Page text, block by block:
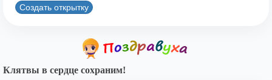
Создать открытку
Клятвы в сердце сохраним!